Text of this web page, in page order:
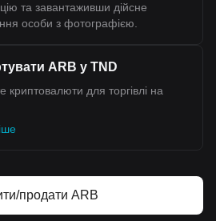
та завантаживши дійсне
особи з фотографією.
ARB у TND
криптовалюти для торгівлі на
продати ARB